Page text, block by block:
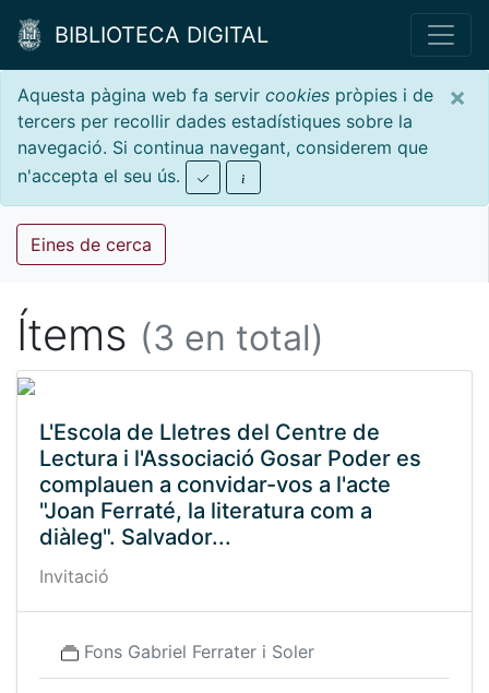
BIBLIOTECA DIGITAL
×
Aquesta pàgina web fa servir cookies pròpies i de
tercers per recollir dades estadístiques sobre la
navegació. Si continua navegant, considerem que
n'accepta el seu ús.
Eines de cerca
Ítems (3 en total)
L'Escola de Lletres del Centre de
Lectura i l'Associació Gosar Poder es
complauen a convidar-vos a l'acte
"Joan Ferraté, la literatura com a
diàleg". Salvador...
Invitació
Fons Gabriel Ferrater i Soler